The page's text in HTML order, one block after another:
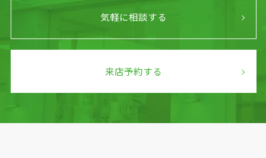
気軽に相談する
来店予約する